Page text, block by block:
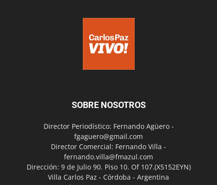
SOBRE NOSOTROS
Director Periodístico: Fernando Agüero -
fgaguero@gmail.com
Director Comercial: Fernando Villa -
fernando.villa@fmazul.com
Dirección: 9 de Julio 90. Piso 10. Of 107.(X5152EYN)
Villa Carlos Paz - Córdoba - Argentina